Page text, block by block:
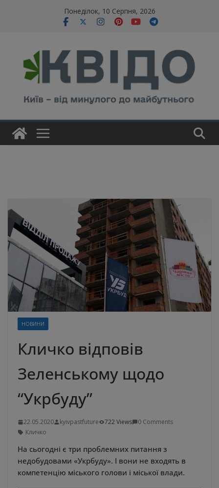
Понеділок, 10 Серпня, 2026
НОВИНИ
Кличко відповів
Зеленському щодо
“Укрбуду”
22.05.2020 kyivpastfuture 722 Views
0 Comments
Кличко
На сьогодні є три проблемних питання з
недобудовами «Укрбуду». І вони не входять в
компетенцію міського голови і міської влади.
modal-check